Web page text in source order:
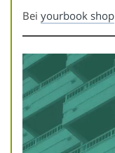
Bei yourbook shop